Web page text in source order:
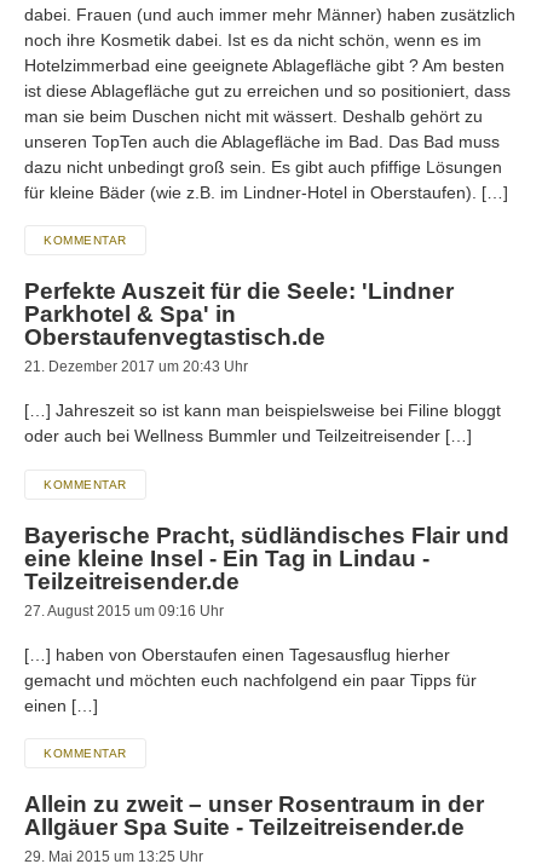
dabei. Frauen (und auch immer mehr Männer) haben zusätzlich
noch ihre Kosmetik dabei. Ist es da nicht schön, wenn es im
Hotelzimmerbad eine geeignete Ablagefläche gibt ? Am besten
ist diese Ablagefläche gut zu erreichen und so positioniert, dass
man sie beim Duschen nicht mit wässert. Deshalb gehört zu
unseren TopTen auch die Ablagefläche im Bad. Das Bad muss
dazu nicht unbedingt groß sein. Es gibt auch pfiffige Lösungen
für kleine Bäder (wie z.B. im Lindner-Hotel in Oberstaufen). […]
KOMMENTAR
Perfekte Auszeit für die Seele: 'Lindner
Parkhotel & Spa' in
Oberstaufenvegtastisch.de
21. Dezember 2017 um 20:43 Uhr
[…] Jahreszeit so ist kann man beispielsweise bei Filine bloggt
oder auch bei Wellness Bummler und Teilzeitreisender […]
KOMMENTAR
Bayerische Pracht, südländisches Flair und
eine kleine Insel - Ein Tag in Lindau -
Teilzeitreisender.de
27. August 2015 um 09:16 Uhr
[…] haben von Oberstaufen einen Tagesausflug hierher
gemacht und möchten euch nachfolgend ein paar Tipps für
einen […]
KOMMENTAR
Allein zu zweit – unser Rosentraum in der
Allgäuer Spa Suite - Teilzeitreisender.de
29. Mai 2015 um 13:25 Uhr